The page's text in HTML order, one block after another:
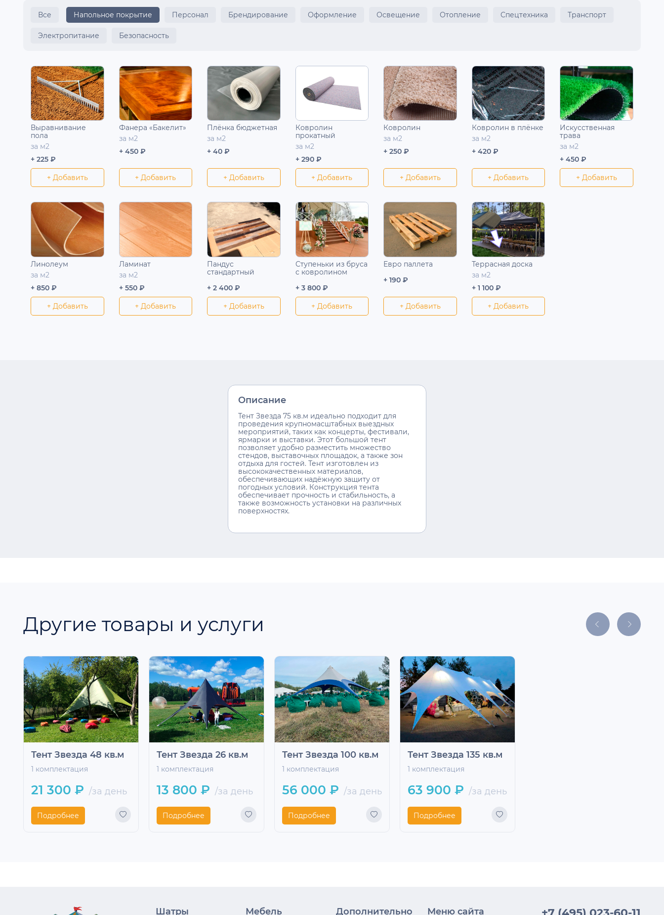
Все Напольное покрытие Персонал Брендирование Оформление Освещение Отопление Спецтехника Транспорт
Электропитание Безопасность
Выравнивание
пола
за м2
+ 225 ₽
+ Добавить
Фанера «Бакелит»
за м2
+ 450 ₽
+ Добавить
Плёнка бюджетная
за м2
+ 40 ₽
+ Добавить
Ковролин
прокатный
за м2
+ 290 ₽
+ Добавить
Ковролин
за м2
+ 250 ₽
+ Добавить
Ковролин в плёнке
за м2
+ 420 ₽
+ Добавить
Искусственная
трава
за м2
+ 450 ₽
+ Добавить
Линолеум
за м2
+ 850 ₽
+ Добавить
Ламинат
за м2
+ 550 ₽
+ Добавить
Пандус
стандартный
+ 2 400 ₽
+ Добавить
Ступеньки из бруса
с ковролином
+ 3 800 ₽
+ Добавить
Евро паллета
+ 190 ₽
+ Добавить
Террасная доска
за м2
+ 1 100 ₽
+ Добавить
Описание
Тент Звезда 75 кв.м идеально подходит для
проведения крупномасштабных выездных
мероприятий, таких как концерты, фестивали,
ярмарки и выставки. Этот большой тент
позволяет удобно разместить множество
стендов, выставочных площадок, а также зон
отдыха для гостей. Тент изготовлен из
высококачественных материалов,
обеспечивающих надёжную защиту от
погодных условий. Конструкция тента
обеспечивает прочность и стабильность, а
также возможность установки на различных
поверхностях.
Другие товары и услуги
Тент Звезда 48 кв.м
1 комплектация
21 300 ₽ /за день
Подробнее
Тент Звезда 26 кв.м
1 комплектация
13 800 ₽ /за день
Подробнее
Тент Звезда 100 кв.м
1 комплектация
56 000 ₽ /за день
Подробнее
Тент Звезда 135 кв.м
1 комплектация
63 900 ₽ /за день
Подробнее
Шатры Мебель Дополнительно Меню сайта